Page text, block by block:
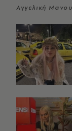
Αγγελική